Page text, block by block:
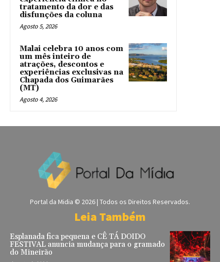
tratamento da dor e das
disfunções da coluna
Agosto 5, 2026
Malai celebra 10 anos com
um mês inteiro de
atrações, descontos e
experiências exclusivas na
Chapada dos Guimarães
(MT)
Agosto 4, 2026
Portal da Midia © 2026 | Todos os Direitos Reservados.
Leia Também
Esplanada fica pequena e CÊ TÁ DOIDO
FESTIVAL anuncia mudança para o gramado
do Mineirão